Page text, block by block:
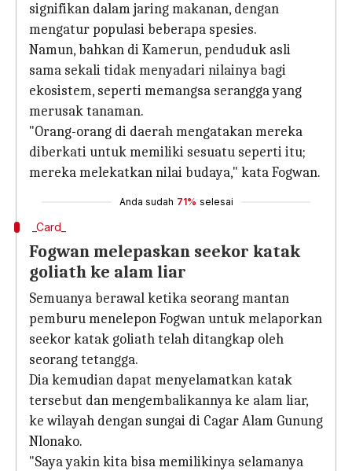
signifikan dalam jaring makanan, dengan
mengatur populasi beberapa spesies.
Namun, bahkan di Kamerun, penduduk asli
sama sekali tidak menyadari nilainya bagi
ekosistem, seperti memangsa serangga yang
merusak tanaman.
"Orang-orang di daerah mengatakan mereka
diberkati untuk memiliki sesuatu seperti itu;
mereka melekatkan nilai budaya," kata Fogwan.
Anda sudah 71% selesai
_Card_
Fogwan melepaskan seekor katak
goliath ke alam liar
Semuanya berawal ketika seorang mantan
pemburu menelepon Fogwan untuk melaporkan
seekor katak goliath telah ditangkap oleh
seorang tetangga.
Dia kemudian dapat menyelamatkan katak
tersebut dan mengembalikannya ke alam liar,
ke wilayah dengan sungai di Cagar Alam Gunung
Nlonako.
"Saya yakin kita bisa memilikinya selamanya